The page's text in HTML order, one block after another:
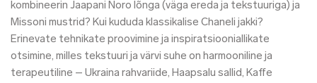
kombineerin Jaapani Noro lõnga (väga ereda ja tekstuuriga) ja
Missoni mustrid? Kui kududa klassikalise Chaneli jakki?
Erinevate tehnikate proovimine ja inspiratsiooniallikate
otsimine, milles tekstuuri ja värvi suhe on harmooniline ja
terapeutiline – Ukraina rahvariide, Haapsalu sallid, Kaffe